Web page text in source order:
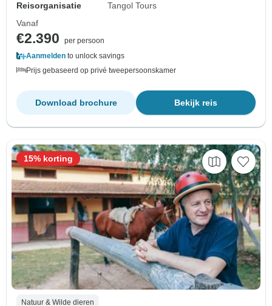
Reisorganisatie
Tangol Tours
Vanaf
€2.390
per persoon
Aanmelden to unlock savings
Prijs gebaseerd op privé tweepersoonskamer
Bekijk reis
Download brochure
Natuur & Wilde dieren
15% korting